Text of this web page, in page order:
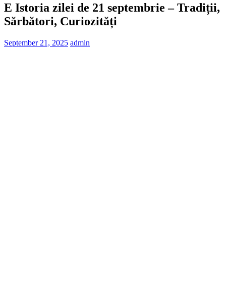
E Istoria zilei de 21 septembrie – Tradiții,
Sărbători, Curiozități
September 21, 2025 admin